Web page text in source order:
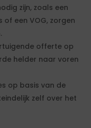
zijn, zoals een
een VOG, zorgen
offerte op
helder naar voren
op basis van de
zelf over het